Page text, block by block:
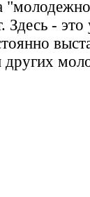
Здесь -
других